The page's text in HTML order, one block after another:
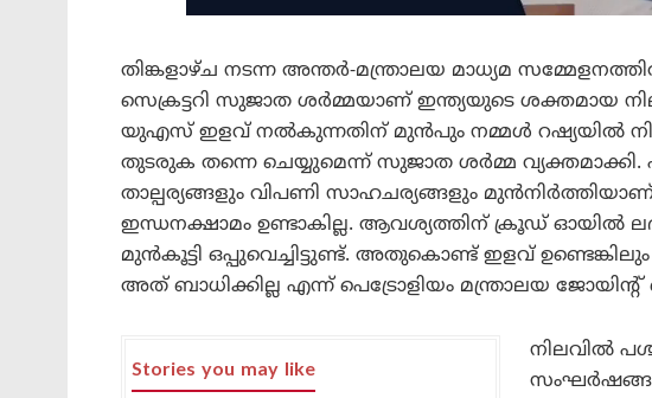
തിങ്കളാഴ്ച നടന്ന അന്തർ-മന്ത്രാലയ മാധ്യമ
സെക്രട്ടറി സുജാത ശർമ്മയാണ് ഇന്ത്യയുടെ ശക്തമായ
യുഎസ് ഇളവ് നൽകുന്നതിന് മുൻപും നമ്മൾ റഷ്യയിൽ
തുടരുക തന്നെ ചെയ്യുമെന്ന് സുജാത ശർമ്മ വ്യക്തമാക്കി.
താല്പര്യങ്ങളും വിപണി സാഹചര്യങ്ങളും
ഇന്ധനക്ഷാമം ഉണ്ടാകില്ല. ആവശ്യത്തിന് ക്രൂഡ് ഓയിൽ
മുൻകൂട്ടി ഒപ്പുവെച്ചിട്ടുണ്ട്. അതുകൊണ്ട് ഇളവ്
അത് ബാധിക്കില്ല എന്ന് പെട്രോളിയം മന്ത്രാലയ ജോയിന്റ്
Stories you may like
നിലവിൽ